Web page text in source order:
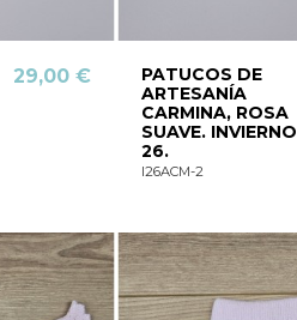
29,00 €
PATUCOS DE
ARTESANÍA
CARMINA, ROSA
SUAVE. INVIERNO
26.
I26ACM-2